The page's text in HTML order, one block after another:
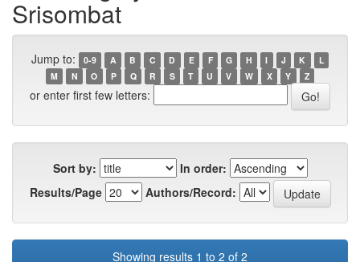
Srisombat
Jump to: 0-9 A B C D E F G H I J K
L
M
N O P Q R S T U V W X Y Z
or enter first few letters:
Sort by:
In order:
Results/Page
Authors/Record:
Showing results 1 to 2 of 2